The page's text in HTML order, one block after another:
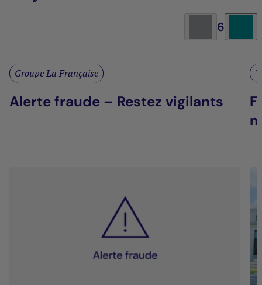
6
Groupe La Française
Alerte fraude – Restez vigilants